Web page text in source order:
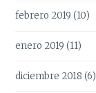
febrero 2019 (10)
enero 2019 (11)
diciembre 2018 (6)